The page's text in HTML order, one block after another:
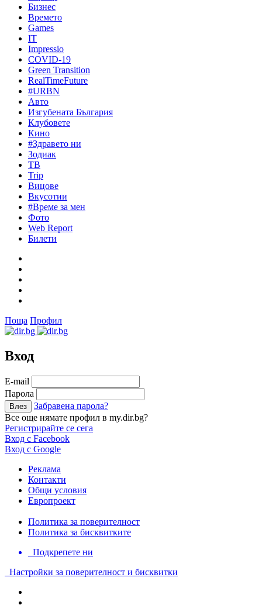
Бизнес
Времето
Games
IT
Impressio
COVID-19
Green Transition
RealTimeFuture
#URBN
Авто
Изгубената България
Клубовете
Кино
#Здравето ни
Зодиак
ТВ
Trip
Вицове
Вкусотии
#Време за мен
Фото
Web Report
Билети
Поща Профил
Вход
Е-mail
Парола
Забравена парола?
Все още нямате профил в my.dir.bg?
Регистрирайте се сега
Вход с Facebook
Вход с Google
Реклама
Контакти
Общи условия
Европроект
Политика за поверителност
Политика за бисквитките
Подкрепете ни
Настройки за поверителност и бисквитки